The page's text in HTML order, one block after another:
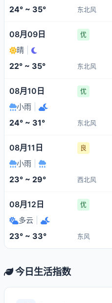
24° ~ 35° 东北风
08月09日 优
晴
22° ~ 35° 东北风
08月10日 优
小雨
24° ~ 31° 东北风
08月11日 良
小雨
23° ~ 29° 西北风
08月12日 优
多云
23° ~ 33° 东风
今日生活指数